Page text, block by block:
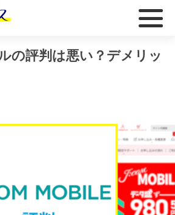
の評判は悪い？デメリッ